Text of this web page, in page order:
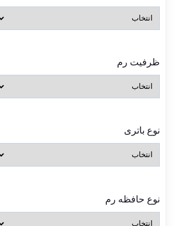
ظرفیت رم
نوع باتری
نوع حافظه رم